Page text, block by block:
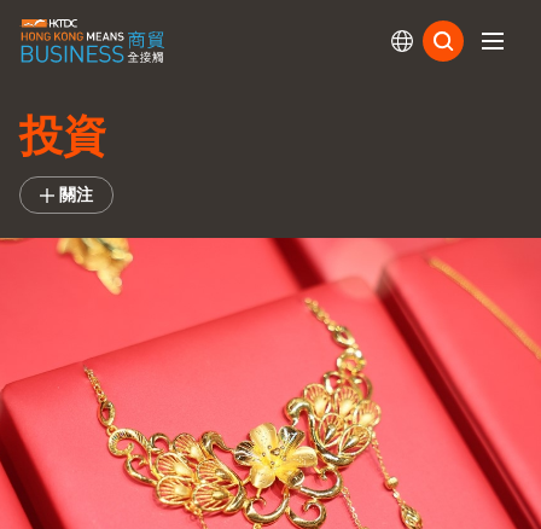
投資
關注